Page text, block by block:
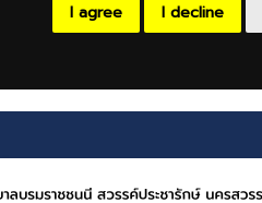
I agree I decline